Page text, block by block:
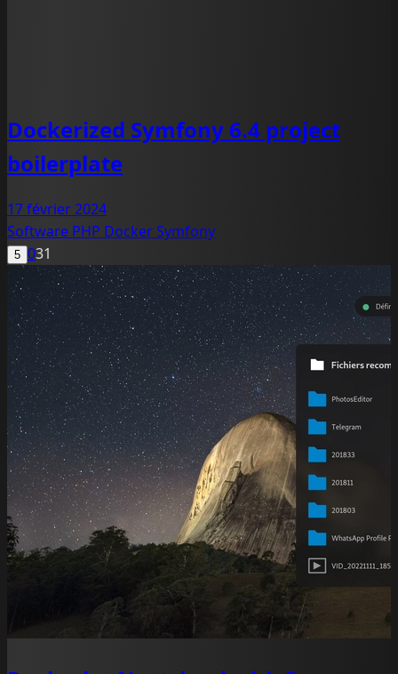
Dockerized Symfony 6.4 project
boilerplate
17 février 2024
Software PHP DockerSymfony
5 031